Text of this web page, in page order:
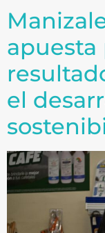
apuesta
el